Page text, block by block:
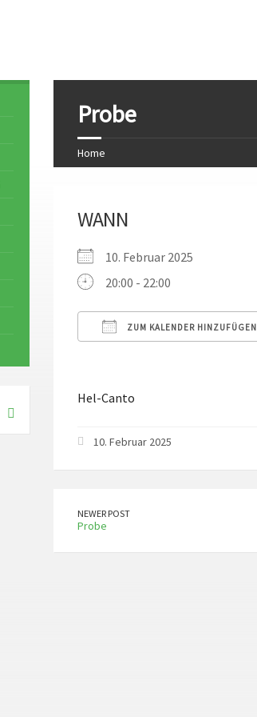
Probe
Home
WANN
10. Februar 2025
20:00 - 22:00
ZUM KALENDER HINZUFÜGEN
Hel-Canto
10. Februar 2025
NEWER POST
Probe